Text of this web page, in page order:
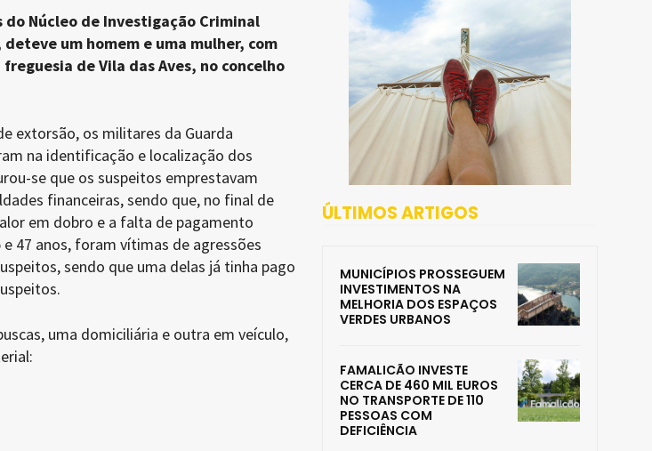
Núcleo de Investigação Criminal
um homem e uma mulher, com
de Vila das Aves, no concelho
extorsão, os militares da Guarda
na identificação e localização dos
se que os suspeitos emprestavam
financeiras, sendo que, no final de
em dobro e a falta de pagamento
47 anos, foram vítimas de agressões
sendo que uma delas já tinha pago
uma domiciliária e outra em veículo,
ÚLTIMOS ARTIGOS
MUNICÍPIOS PROSSEGUEM
INVESTIMENTOS NA
MELHORIA DOS ESPAÇOS
VERDES URBANOS
FAMALICÃO INVESTE
CERCA DE 460 MIL EUROS
NO TRANSPORTE DE 110
PESSOAS COM
DEFICIÊNCIA